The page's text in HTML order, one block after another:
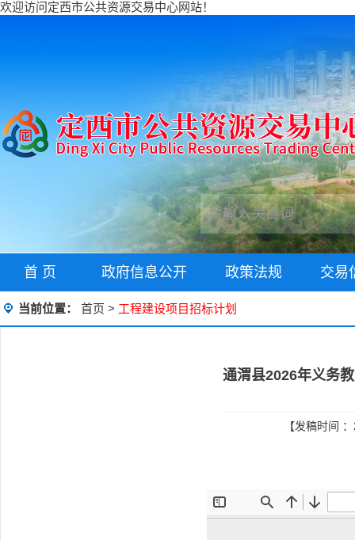
欢迎访问定西市公共资源交易中心网站！
首 页 政府信息公开 政策法规 交易
当前位置： 首页 > 工程建设项目招标计划
通渭县2026年义务
【发稿时间